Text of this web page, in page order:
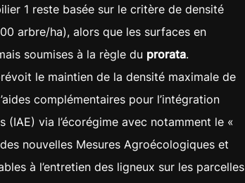
1 reste basée sur le critère de densité
arbre/ha), alors que les surfaces en
soumises à la règle du prorata.
le maintien de la densité maximale de
complémentaires pour l’intégration
(IAE) via l’écorégime avec notamment le «
nouvelles Mesures Agroécologiques et
à l’entretien des ligneux sur les parcelles